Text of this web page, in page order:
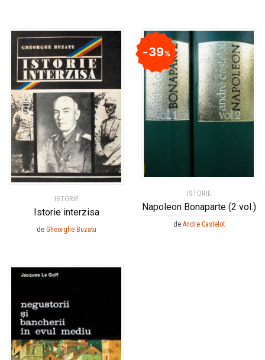
ISTORIE
Istorie interzisa
de Gheorghe Buzatu
ISTORIE
Napoleon Bonaparte (2 vol.)
39%
de Andre Castelot